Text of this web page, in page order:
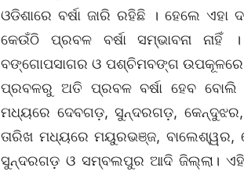
ଓଡିଶାରେ ବର୍ଷା ଜାରି ରହିଛି । ହେଲେ
କେଉଁଠି ପ୍ରବଳ ବର୍ଷା ସମ୍ଭାବନା
ବଙ୍ଗୋପସାଗର ଓ ପଶ୍ଚିମବଙ୍ଗ ଉପକୂଳରେ
ପ୍ରବଳରୁ ଅତି ପ୍ରବଳ ବର୍ଷା ହେବ ବୋଲି
ମଧ୍ୟରେ ଦେବଗଡ଼, ସୁନ୍ଦରଗଡ଼,
ତାରିଖ ମଧ୍ୟରେ ମୟୁରଭଞ୍ଜ, ବାଲେଶ୍ୱର,
ସୁନ୍ଦରଗଡ଼ ଓ ସମ୍ବଲପୁର ଆଦି ଜିଲ୍ଲା। ଏହି